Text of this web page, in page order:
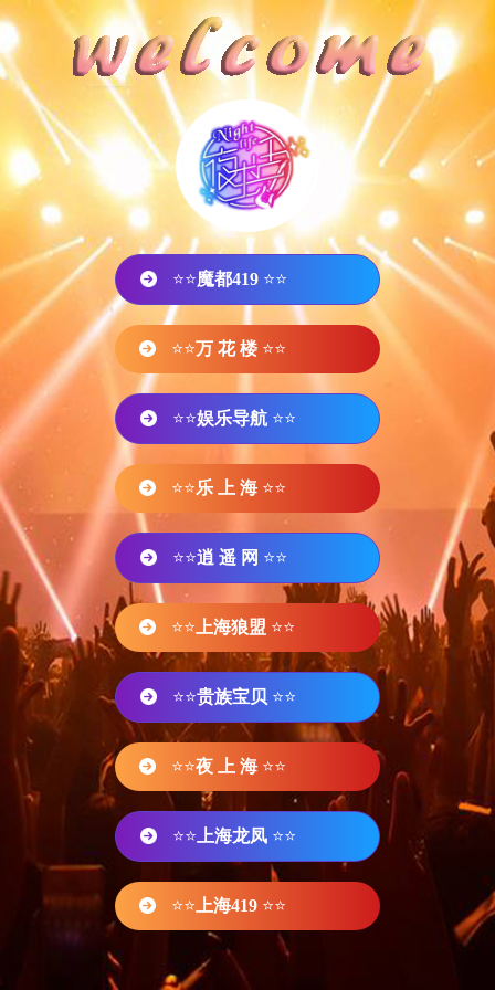
⭐⭐魔都419 ⭐⭐
⭐⭐万 花 楼 ⭐⭐
⭐⭐娱乐导航 ⭐⭐
⭐⭐乐 上 海 ⭐⭐
⭐⭐逍 遥 网 ⭐⭐
⭐⭐ 上海狼盟 ⭐⭐
⭐⭐贵族宝贝 ⭐⭐
⭐⭐夜 上 海 ⭐⭐
⭐⭐ 上海龙凤 ⭐⭐
⭐⭐ 上海419 ⭐⭐